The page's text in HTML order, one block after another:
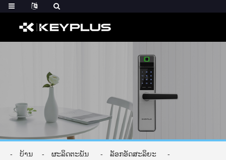
ບ້ານ ຜະລິດຕະພັນ
ລັອກອັດສະລິຍະ